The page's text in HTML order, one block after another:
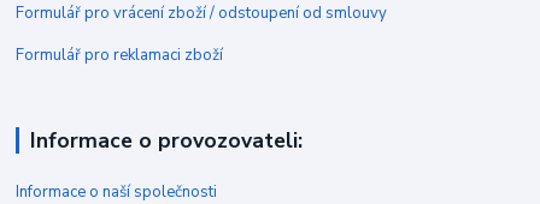
Formulář pro vrácení zboží / odstoupení od smlouvy
Formulář pro reklamaci zboží
Informace o provozovateli:
Informace o naší společnosti